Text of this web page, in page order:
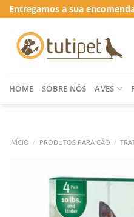
Skip
to
content
Entregamos a sua
HOME SOBRE NÓS AVES
INÍCIO / PRODUTOS PARA CÃO /